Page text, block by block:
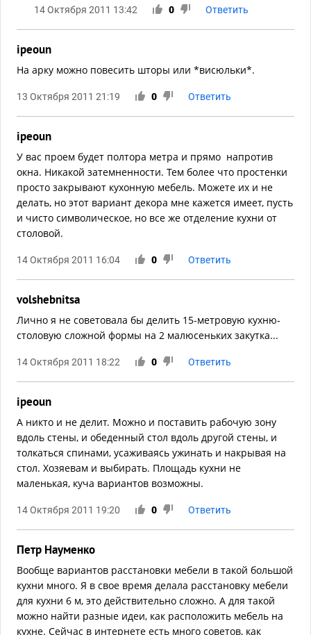
14 Октября 2011 13:42 0 Ответить
ipeoun
На арку можно повесить шторы или *висюльки*.
13 Октября 2011 21:19 0 Ответить
ipeoun
У вас проем будет полтора метра и прямо напротив
окна. Никакой затемненности. Тем более что простенки
просто закрывают кухонную мебель. Можете их и не
делать, но этот вариант декора мне кажется имеет, пусть
и чисто символическое, но все же отделение кухни от
столовой.
14 Октября 2011 16:04 0 Ответить
volshebnitsa
Лично я не советовала бы делить 15-метровую кухню-
столовую сложной формы на 2 малюсеньких закутка...
14 Октября 2011 18:22 0 Ответить
ipeoun
А никто и не делит. Можно и поставить рабочую зону
вдоль стены, и обеденный стол вдоль другой стены, и
толкаться спинами, усаживаясь ужинать и накрывая на
стол. Хозяевам и выбирать. Площадь кухни не
маленькая, куча вариантов возможны.
14 Октября 2011 19:20 0 Ответить
Петр Науменко
Вообще вариантов расстановки мебели в такой большой
кухни много. Я в свое время делала расстановку мебели
для кухни 6 м, это действительно сложно. А для такой
можно найти разные идеи, как расположить мебель на
кухне. Сейчас в интернете есть много советов, как